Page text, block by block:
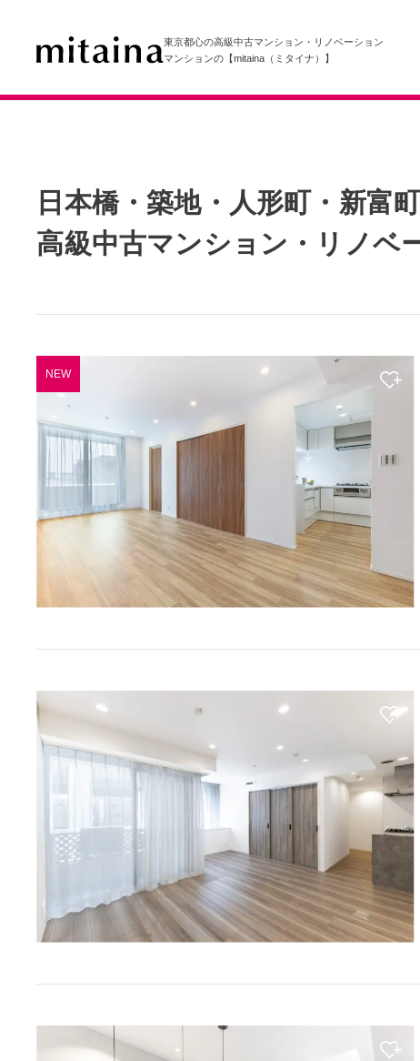
東京都心の高級中古マンション・リノベーション
マンションの【mitaina（ミタイナ）】
日本橋・築地・人形町・新富
高級中古マンション・リノベ
NEW